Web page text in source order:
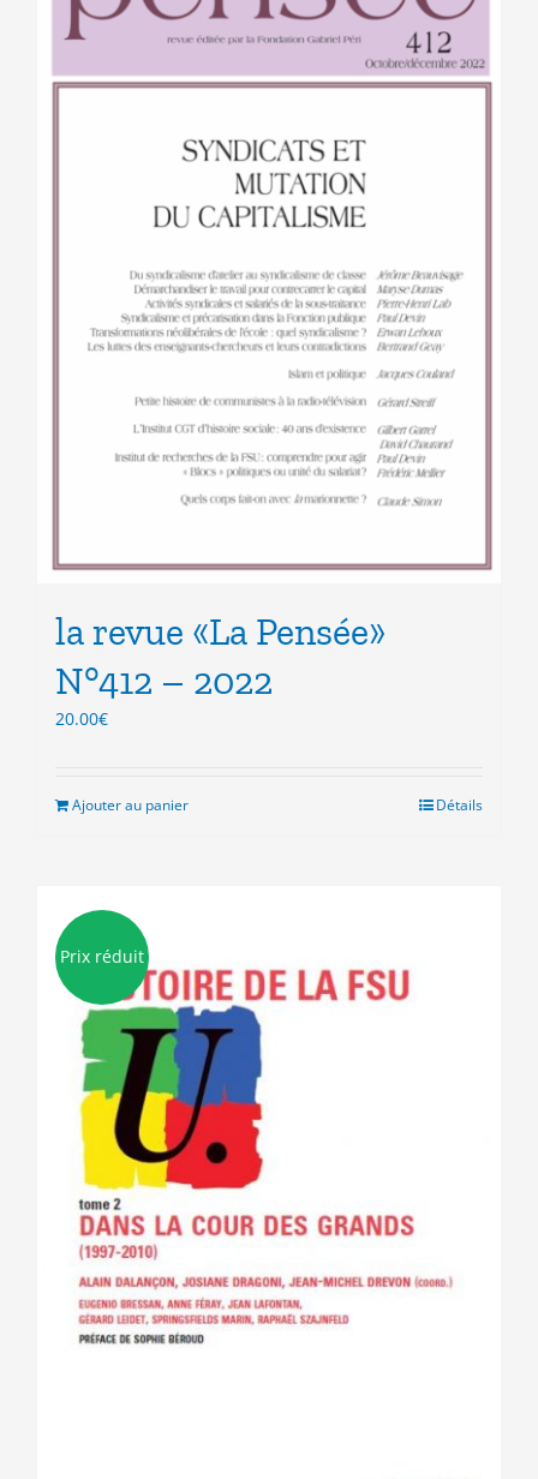
la revue «La Pensée»
N°412 – 2022
20.00€
Ajouter au panier Détails
Prix réduit